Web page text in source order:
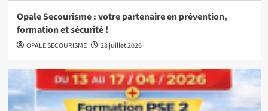
Opale Secourisme : votre partenaire en prévention,
formation et sécurité !
OPALE SECOURISME 28 juillet 2026